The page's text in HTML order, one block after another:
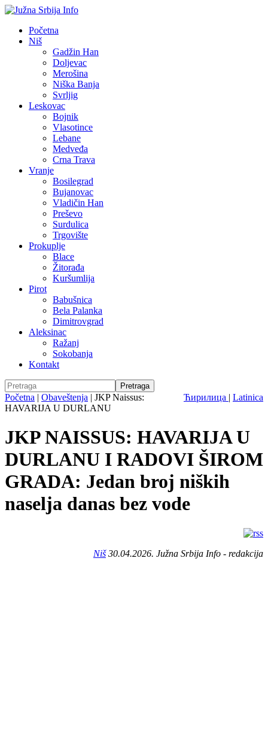
Početna
Niš
Gadžin Han
Doljevac
Merošina
Niška Banja
Svrljig
Leskovac
Bojnik
Vlasotince
Lebane
Medveđa
Crna Trava
Vranje
Bosilegrad
Bujanovac
Vladičin Han
Preševo
Surdulica
Trgovište
Prokuplje
Blace
Žitorađa
Kuršumlija
Pirot
Babušnica
Bela Palanka
Dimitrovgrad
Aleksinac
Ražanj
Sokobanja
Kontakt
Ћирилица | Latinica
Početna | Obaveštenja | JKP Naissus:
HAVARIJA U DURLANU
JKP NAISSUS: HAVARIJA U
DURLANU I RADOVI ŠIROM
GRADA: Jedan broj niških
naselja danas bez vode
Niš30.04.2026. Južna Srbija Info - redakcija